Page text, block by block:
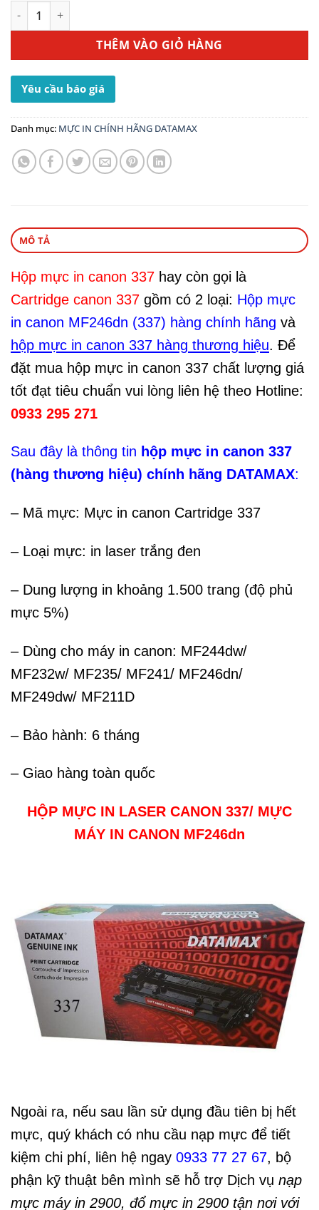
Mực In Canon 337 - Dùng Cho Máy In MF246dn số lượng
THÊM VÀO GIỎ HÀNG
Yêu cầu báo giá
Danh mục: MỰC IN CHÍNH HÃNG DATAMAX
MÔ TẢ
Hộp mực in canon 337 hay còn gọi là
Cartridge canon 337 gồm có 2 loại: Hộp mực
in canon MF246dn (337) hàng chính hãng và
hộp mực in canon 337 hàng thương hiệu. Để
đặt mua hộp mực in canon 337 chất lượng giá
tốt đạt tiêu chuẩn vui lòng liên hệ theo Hotline:
0933 295 271
Sau đây là thông tin hộp mực in canon 337
(hàng thương hiệu) chính hãng DATAMAX:
– Mã mực: Mực in canon Cartridge 337
– Loại mực: in laser trắng đen
– Dung lượng in khoảng 1.500 trang (độ phủ
mực 5%)
– Dùng cho máy in canon: MF244dw/
MF232w/ MF235/ MF241/ MF246dn/
MF249dw/ MF211D
– Bảo hành: 6 tháng
– Giao hàng toàn quốc
HỘP MỰC IN LASER CANON 337/ MỰC
MÁY IN CANON MF246dn
Ngoài ra, nếu sau lần sử dụng đầu tiên bị hết
mực, quý khách có nhu cầu nạp mực để tiết
kiệm chi phí, liên hệ ngay 0933 77 27 67, bộ
phận kỹ thuật bên mình sẽ hỗ trợ Dịch vụ nạp
mực máy in 2900, đổ mực in 2900 tận nơi với